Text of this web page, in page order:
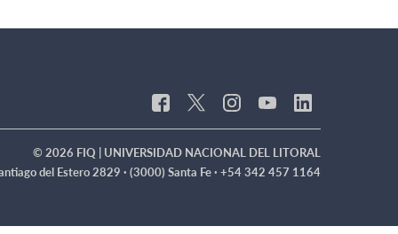
© 2026 FIQ | UNIVERSIDAD NACIONAL DEL LITORAL
del Estero 2829 · (3000) Santa Fe · +54 342 457 1164